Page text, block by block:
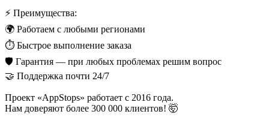
⚡ Преимущества:
🌍 Работаем с любыми регионами
⏱ Быстрое выполнение заказа
🛡 Гарантия — при любых проблемах решим вопрос
🤝 Поддержка почти 24/7
Проект «AppStops» работает с 2016 года.
Нам доверяют более 300 000 клиентов! 🤯